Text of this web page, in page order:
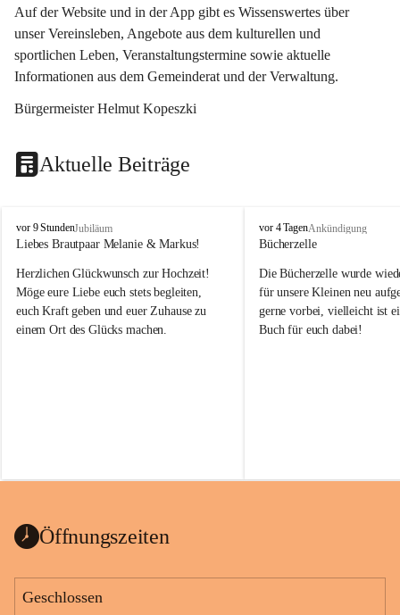
Auf der Website und in der App gibt es Wissenswertes über
unser Vereinsleben, Angebote aus dem kulturellen und
sportlichen Leben, Veranstaltungstermine sowie aktuelle
Informationen aus dem Gemeinderat und der Verwaltung.
Bürgermeister Helmut Kopeszki
Aktuelle Beiträge
T
o
a
j
vor 9 StundenJubiläum
Liebes Brautpaar Melanie & Markus!
Herzlichen Glückwunsch zur Hochzeit!
Möge eure Liebe euch stets begleiten,
euch Kraft geben und euer Zuhause zu
einem Ort des Glücks machen.
T
o
a
j
vor 4 TagenAnkündigung
Bücherzelle
Die Bücherzelle wurde
für unsere Kleinen neu
gerne vorbei, vielleicht ist
Buch für euch dabei!
Wanduhr (!) benutzt und
Öffnungszeiten
Geschlossen